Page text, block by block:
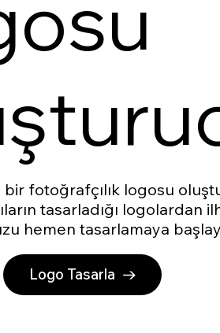
fotoğrafçılık logosu
tasarladığı logolardan
hemen tasarlamaya
Logo Tasarla